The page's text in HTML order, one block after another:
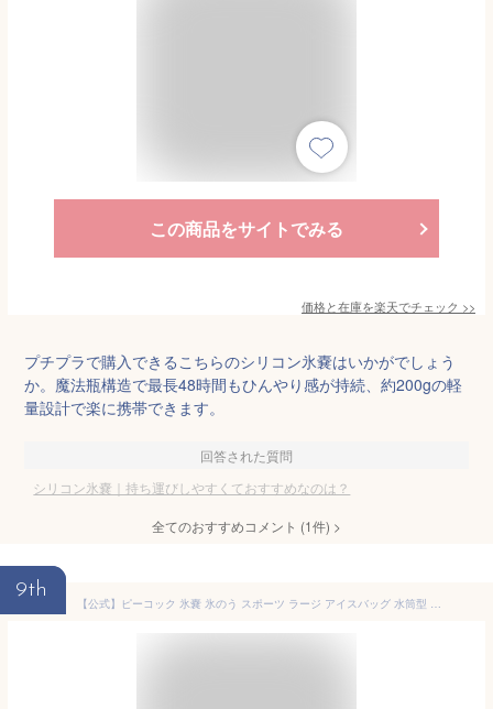
この商品をサイトでみる
価格と在庫を楽天でチェック >>
プチプラで購入できるこちらのシリコン氷嚢はいかがでしょう
か。魔法瓶構造で最長48時間もひんやり感が持続、約200gの軽
量設計で楽に携帯できます。
回答された質問
シリコン氷嚢｜持ち運びしやすくておすすめなのは？
全てのおすすめコメント (1件) >
9th
【公式】ピーコック 氷嚢 氷のう スポーツ ラージ アイスバッグ 水筒型 氷のうボトル アイスパック 暑さ対策 熱中対策 グッズ 工事現場 ビッグ 携帯氷のう 持ち運び 長持ち 保冷 缶ホルダー ゴルフ スポーツ ひんやり 冷やす 通勤 農作業 冷却シリコン 魔法瓶 ABB-L30